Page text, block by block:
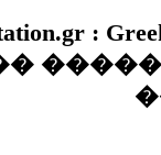
:
: ��